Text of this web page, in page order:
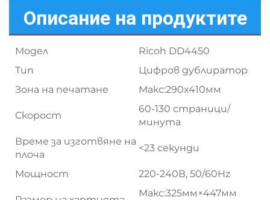
Описание на продуктите
Модел
Ricoh DD4450
Тип
Цифров дублиратор
Зона на печатане
Макс:290x410мм
Скорост
60-130 страници/
минута
Време за изготвяне на
плоча
<23 секунди
Мощност 220-240В, 50/60Hz
Макс:325мм×447мм